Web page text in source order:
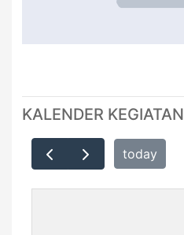
KALENDER KEGIATAN
today